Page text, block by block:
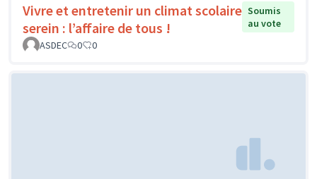
Vivre et entretenir un climat scolaire
serein : l’affaire de tous !
Soumis
au vote
ASDEC
0 0